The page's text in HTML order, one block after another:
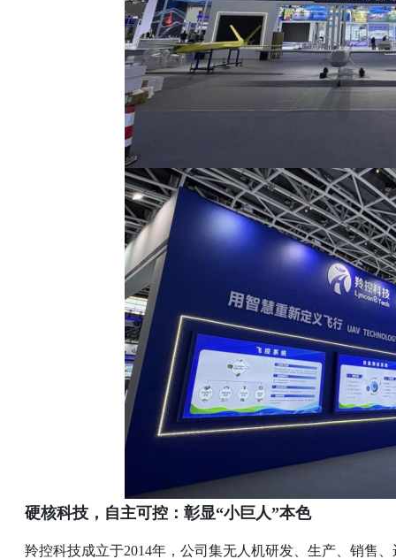
硬核科技，自主可控：彰显“小巨人”本色
羚控科技成立于2014年，公司集无人机研发、生产、销售